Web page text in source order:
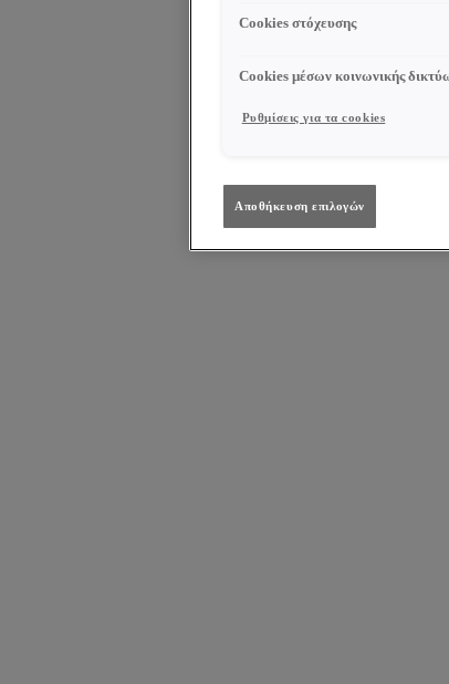
Cookies στόχευσης
Cookies μέσων κοινωνικής
Ρυθμίσεις για τα cookies
Αποθήκευση επιλογών